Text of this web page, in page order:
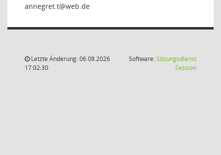
t.ter
Letzte Änderung: 06.08.2026
17:02:30
Software:Sitzungsdienst
Session(Wird in